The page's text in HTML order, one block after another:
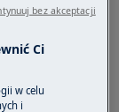
Ci
w celu
i
bez akceptacji